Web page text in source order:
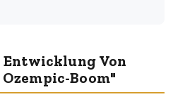
Entwicklung Von
Boom"